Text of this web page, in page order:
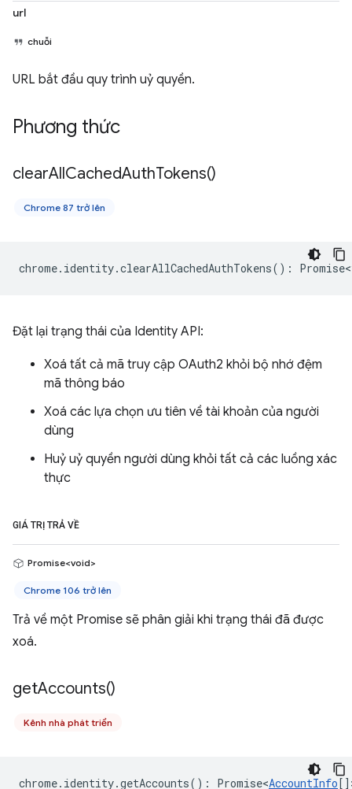
url
chuỗi
URL bắt đầu quy trình uỷ quyền.
Phương thức
clearAllCachedAuthTokens()
Chrome 87 trở lên
chrome. identity.clearAllCachedAuthTokens() :
Đặt lại trạng thái của Identity API:
Xoá tất cả mã truy cập OAuth2 khỏi bộ nhớ đệm
mã thông báo
Xoá các lựa chọn ưu tiên về tài khoản của người
dùng
Huỷ uỷ quyền người dùng khỏi tất cả các luồng xác
thực
GIÁ TRỊ TRẢ VỀ
Promise<void>
Chrome 106 trở lên
Trả về một Promise sẽ phân giải khi trạng thái đã được
xoá.
getAccounts()
Kênh nhà phát triển
chrome. identity.getAccounts() : Promise<AccountInfo[]